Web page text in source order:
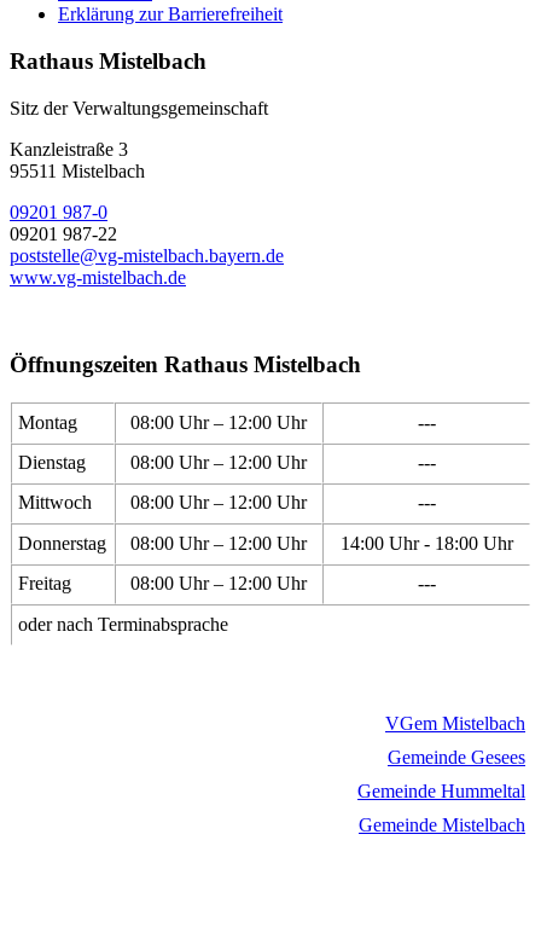
Erklärung zur Barrierefreiheit
Rathaus Mistelbach
Sitz der Verwaltungsgemeinschaft
Kanzleistraße 3
95511 Mistelbach
09201 987-0
09201 987-22
poststelle@vg-mistelbach.bayern.de
www.vg-mistelbach.de
Öffnungszeiten Rathaus Mistelbach
Montag 08:00 Uhr – 12:00 Uhr
---
Dienstag
08:00 Uhr – 12:00 Uhr
---
Mittwoch
08:00 Uhr – 12:00 Uhr
---
Donnerstag
08:00 Uhr – 12:00 Uhr
14:00 Uhr - 18:00 Uhr
Freitag
08:00 Uhr – 12:00 Uhr
---
oder nach Terminabsprache
VGem Mistelbach
Gemeinde Gesees
Gemeinde Hummeltal
Gemeinde Mistelbach